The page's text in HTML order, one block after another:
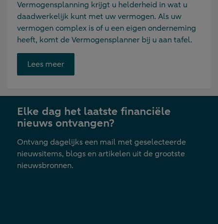
Vermogensplanning krijgt u helderheid in wat u
daadwerkelijk kunt met uw vermogen. Als uw
vermogen complex is of u een eigen onderneming
heeft, komt de Vermogensplanner bij u aan tafel.
Lees meerOpent
link
nieuwe
tab
Elke dag het laatste financiële
nieuws ontvangen?
Ontvang dagelijks een mail met geselecteerde
nieuwsitems, blogs en artikelen uit de grootste
nieuwsbronnen.